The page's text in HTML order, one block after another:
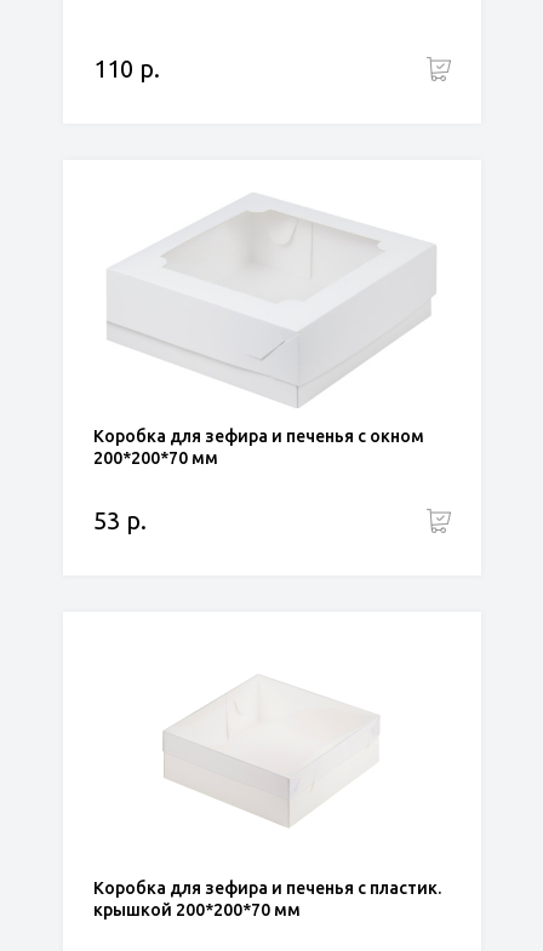
110 р.
Коробка для зефира и печенья с окном
200*200*70 мм
53 р.
Коробка для зефира и печенья с пластик.
крышкой 200*200*70 мм